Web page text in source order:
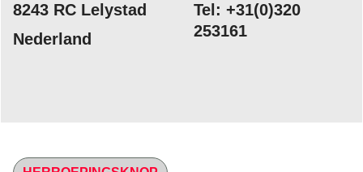
8243 RC Lelystad
Nederland
Tel: +31(0)320
253161